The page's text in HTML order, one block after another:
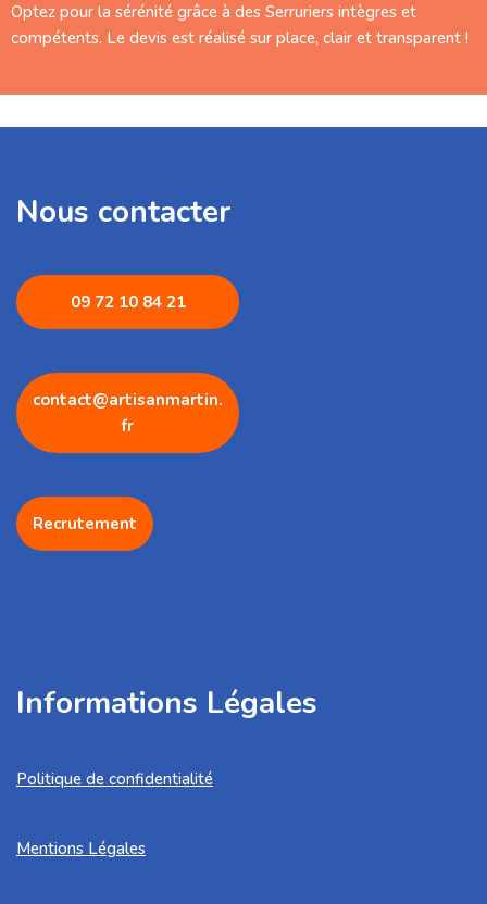
Optez pour la sérénité grâce à des Serruriers intègres et
compétents. Le devis est réalisé sur place, clair et transparent !
Nous contacter
09 72 10 84 21
contact@artisanmartin.
fr
Recrutement
Informations Légales
Politique de confidentialité
Mentions Légales